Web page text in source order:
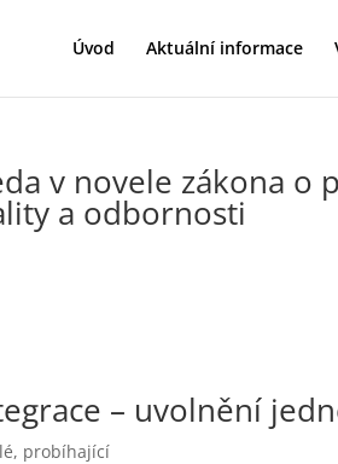
Úvod Aktuální informace
v novele zákona o
a odbornosti
– uvolnění
probíhající